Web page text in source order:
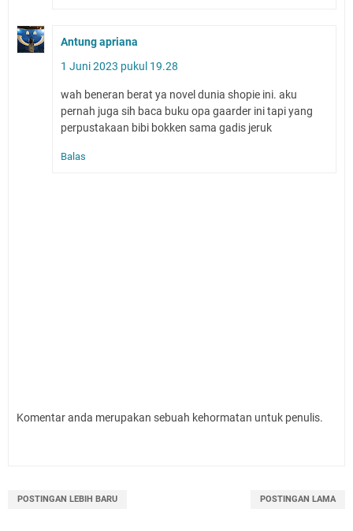
Antung apriana
1 Juni 2023 pukul 19.28
wah beneran berat ya novel dunia shopie ini. aku
pernah juga sih baca buku opa gaarder ini tapi yang
perpustakaan bibi bokken sama gadis jeruk
Balas
Komentar anda merupakan sebuah kehormatan untuk penulis.
POSTINGAN LEBIH BARU POSTINGAN LAMA